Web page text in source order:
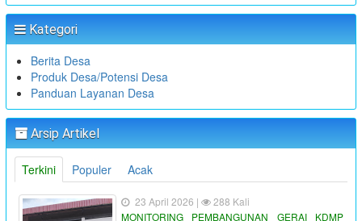
Kategori
Berita Desa
Produk Desa/Potensi Desa
Panduan Layanan Desa
Arsip Artikel
Terkini Populer Acak
23 April 2026 |
288 Kali
MONITORING PEMBANGUNAN GERAI KDMP